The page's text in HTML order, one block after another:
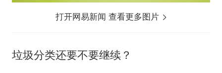
打开网易新闻 查看更多图片
垃圾分类还要不要继续？